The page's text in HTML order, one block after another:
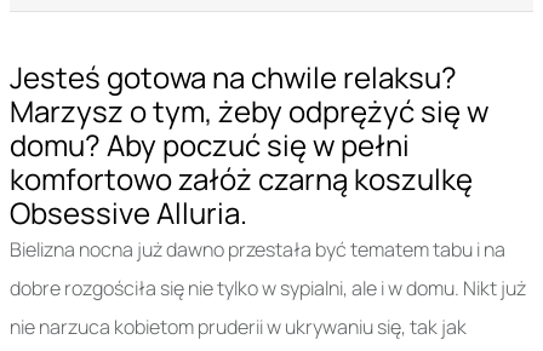
Jesteś gotowa na chwile relaksu?
Marzysz o tym, żeby odprężyć się w
domu? Aby poczuć się w pełni
komfortowo załóż czarną koszulkę
Obsessive Alluria.
Bielizna nocna już dawno przestała być tematem tabu i na
dobre rozgościła się nie tylko w sypialni, ale i w domu. Nikt już
nie narzuca kobietom pruderii w ukrywaniu się, tak jak